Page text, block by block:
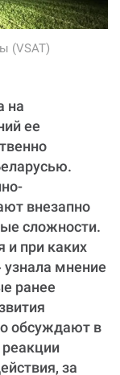
(VSAT)
на
ее
внезапно
сложности.
и при каких
узнала мнение
ранее
обсуждают в
за